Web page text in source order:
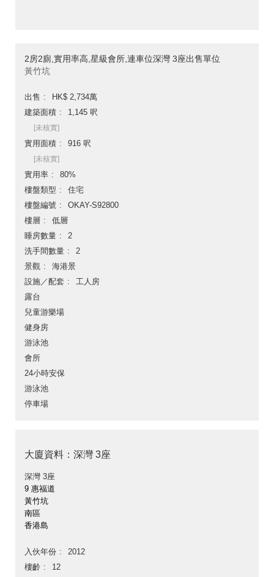
2房2廁,實用率高,星級會所,連車位深灣 3座出售單位
黃竹坑
出售
HK$ 2,734萬
建築面積
1,145 呎
[未核實]
實用面積 916 呎
[未核實]
實用率
80%
樓盤類型
住宅
樓盤編號
OKAY-S92800
樓層
低層
睡房數量
2
洗手間數量
2
景觀
海港景
設施／配套
工人房
露台
兒童游樂場
健身房
游泳池
會所
24小時安保
游泳池
停車場
大廈資料：深灣 3座
深灣 3座
9 惠福道
黃竹坑
南區
香港島
入伙年份
2012
樓齡
12